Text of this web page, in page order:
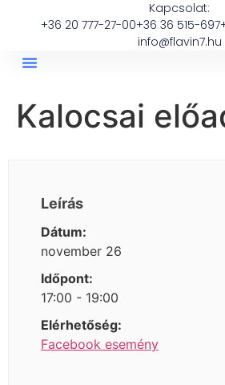
Kapcsolat:
+36 20 777-27-00+36 36 515-697
info@flavin7.hu
Kalocsai
Leírás
Dátum:
november 26
Időpont:
17:00 - 19:00
Elérhetőség:
Facebook esemény